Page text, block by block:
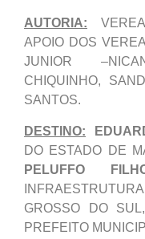
AUTORIA:
APOIO DOS
JUNIOR
CHIQUINHO,
SANTOS.
DESTINO:
DO ESTADO DE
PELUFFO
GROSSO DO
PREFEITO